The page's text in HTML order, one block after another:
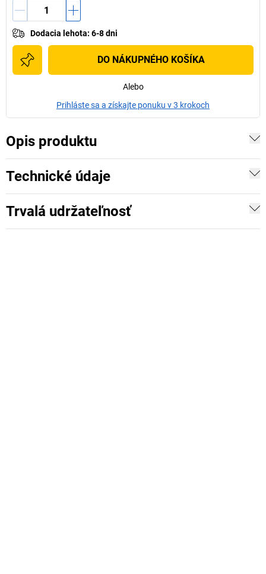
Dodacia lehota: 6-8 dni
DO NÁKUPNÉHO KOŠÍKA
Alebo
Prihláste sa a získajte ponuku v 3 krokoch
Opis produktu
Technické údaje
Trvalá udržateľnosť